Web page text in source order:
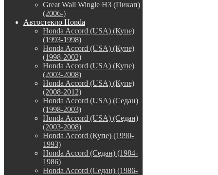
Great Wall Wingle H3 (Пикап)
(2006-)
Автостекло Honda
Honda Accord (USA) (Купе)
(1993-1998)
Honda Accord (USA) (Купе)
(1998-2002)
Honda Accord (USA) (Купе)
(2003-2008)
Honda Accord (USA) (Купе)
(2008-2012)
Honda Accord (USA) (Седан)
(1998-2003)
Honda Accord (USA) (Седан)
(2003-2008)
Honda Accord (Купе) (1990-
1993)
Honda Accord (Седан) (1984-
1986)
Honda Accord (Седан) (1986-